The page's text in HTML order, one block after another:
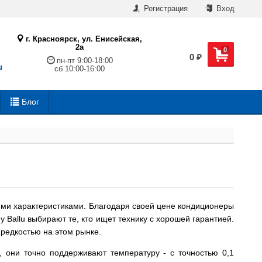
Регистрация Вход
г. Красноярск, ул. Енисейская,
2а
пн-пт 9:00-18:00
сб 10:00-16:00
0
0 ₽
Блог
характеристиками. Благодаря своей цене кондиционеры
выбирают те, кто ищет технику с хорошей гарантией.
на этом рынке.
точно поддерживают температуру - с точностью 0,1